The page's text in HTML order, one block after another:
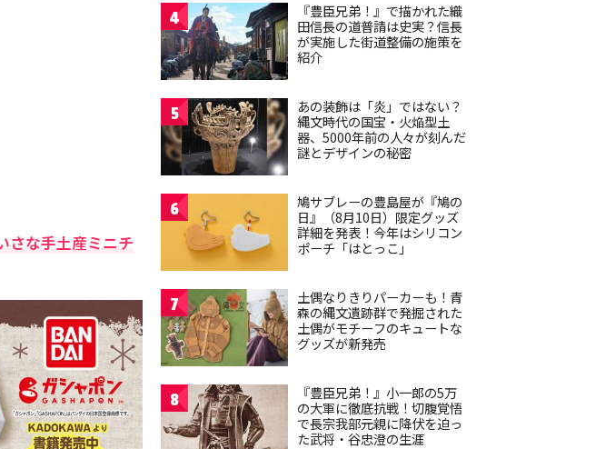
さな手土産ミニチ
4
『豊臣兄弟！』で描かれた織
田信長の道普請は史実？信長
が実施した街道整備の施策を
紹介
5
あの装飾は「炎」ではない？
縄文時代の国宝・火焔型土
器、5000年前の人々が刻んだ
謎とデザインの秘密
6
鳩サブレーの豊島屋が『鳩の
日』（8月10日）限定グッズ
詳細を発表！今年はシリコン
ポーチ「はとっこ」
7
土偶なりきりパーカーも！青
森の縄文遺跡群で発掘された
土偶がモチーフのキュートな
グッズが新発売
8
『豊臣兄弟！』小一郎の5万
の大軍に徹底抗戦！切腹覚悟
で長宗我部元親に降伏を迫っ
た武将・谷忠澄の生涯